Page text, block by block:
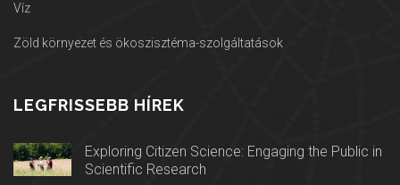
Víz
Zöld környezet és ökoszisztéma-szolgáltatások
LEGFRISSEBB HÍREK
Exploring Citizen Science: Engaging the Public in
Scientific Research